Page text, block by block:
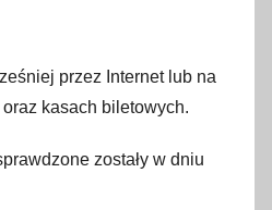
przez Internet lub na
kasach biletowych.
zostały w dniu